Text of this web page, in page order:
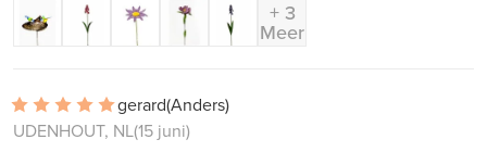
+ 3
Meer
gerard(Anders)
UDENHOUT, NL(15 juni)